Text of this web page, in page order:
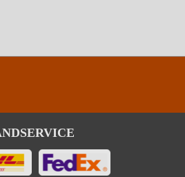
Mengen von Fett, gesättigten